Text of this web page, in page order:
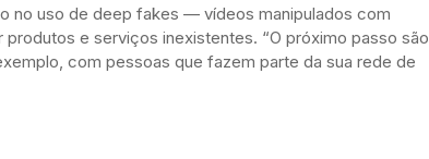
no uso de deep fakes — vídeos manipulados com
e serviços inexistentes. “O próximo passo são
com pessoas que fazem parte da sua rede de